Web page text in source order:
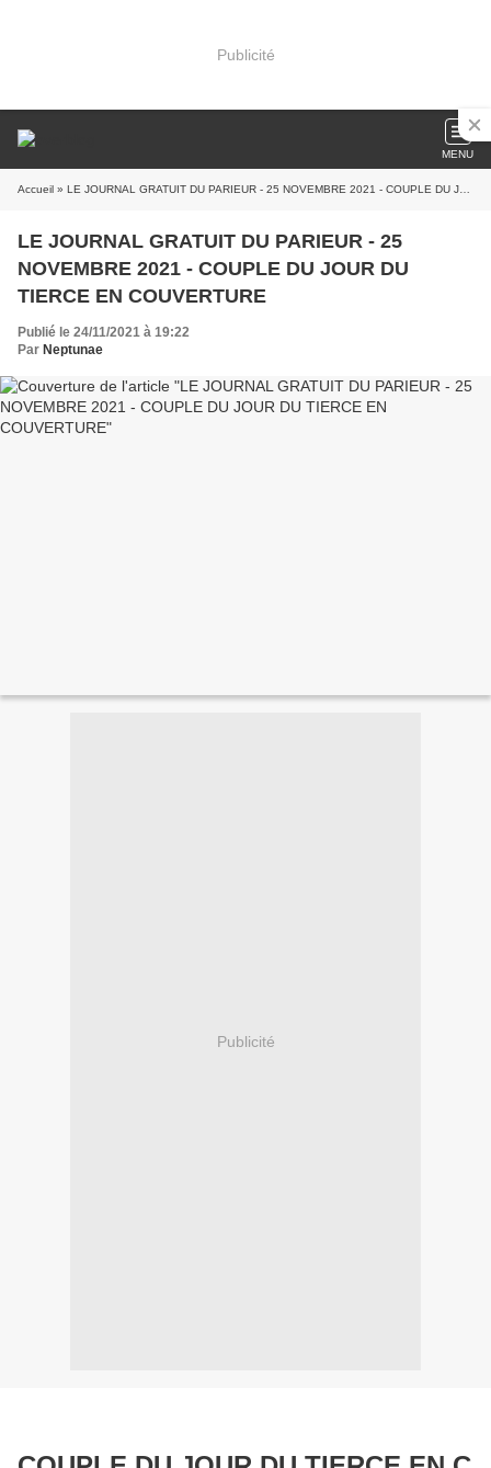
Publicité
MENU
Accueil » LE JOURNAL GRATUIT DU PARIEUR - 25 NOVEMBRE 2021 - COUPLE DU JOUR DU TIERCE EN COUVERTURE
LE JOURNAL GRATUIT DU PARIEUR - 25
NOVEMBRE 2021 - COUPLE DU JOUR DU
TIERCE EN COUVERTURE
Publié le 24/11/2021 à 19:22
Par Neptunae
Publicité